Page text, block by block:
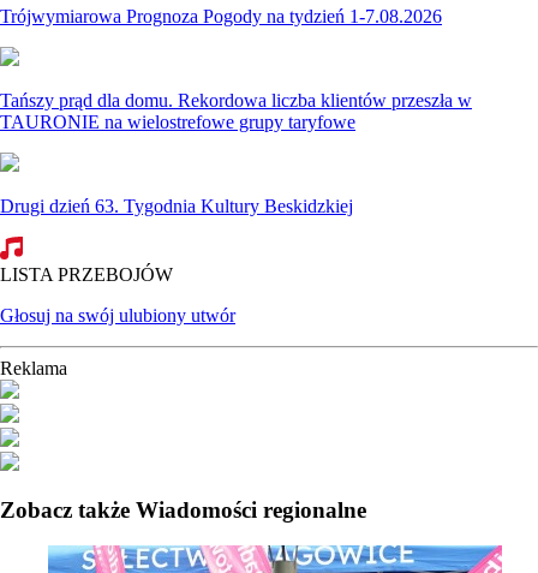
Trójwymiarowa Prognoza Pogody na tydzień 1-7.08.2026
Tańszy prąd dla domu. Rekordowa liczba klientów przeszła w
TAURONIE na wielostrefowe grupy taryfowe
Drugi dzień 63. Tygodnia Kultury Beskidzkiej
LISTA PRZEBOJÓW
Głosuj na swój ulubiony utwór
Reklama
Zobacz także Wiadomości regionalne